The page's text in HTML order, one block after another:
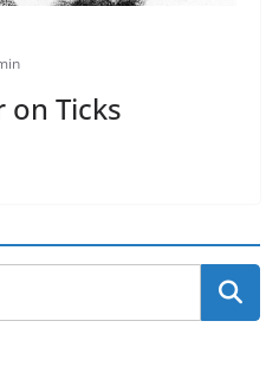
on Ticks